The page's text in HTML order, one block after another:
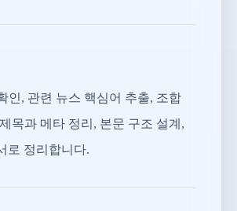
인, 관련 뉴스 핵심어 추출, 조합
목과 메타 정리, 본문 구조 설계,
로 정리합니다.